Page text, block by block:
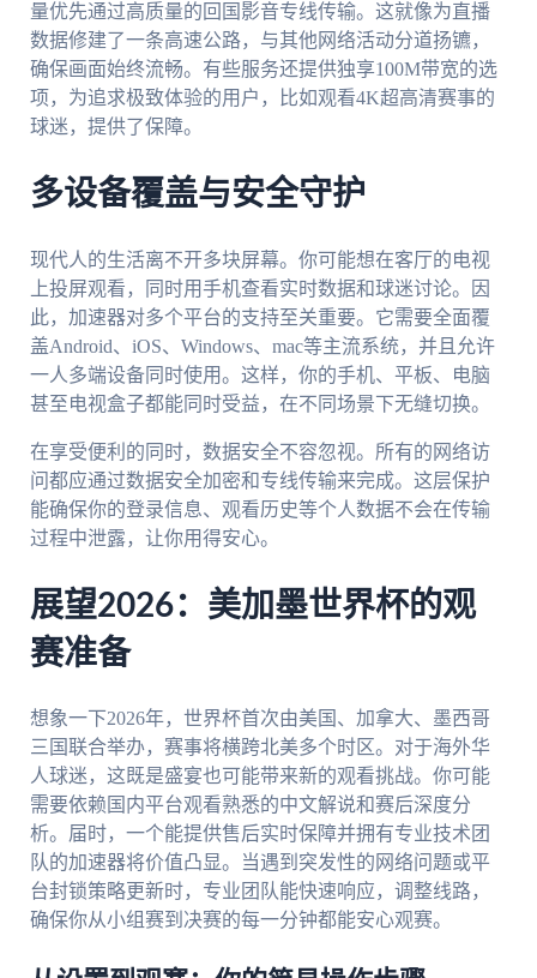
量优先通过高质量的回国影音专线传输。这就像为直播
数据修建了一条高速公路，与其他网络活动分道扬镳，
确保画面始终流畅。有些服务还提供独享100M带宽的选
项，为追求极致体验的用户，比如观看4K超高清赛事的
球迷，提供了保障。
多设备覆盖与安全守护
现代人的生活离不开多块屏幕。你可能想在客厅的电视
上投屏观看，同时用手机查看实时数据和球迷讨论。因
此，加速器对多个平台的支持至关重要。它需要全面覆
盖Android、iOS、Windows、mac等主流系统，并且允许
一人多端设备同时使用。这样，你的手机、平板、电脑
甚至电视盒子都能同时受益，在不同场景下无缝切换。
在享受便利的同时，数据安全不容忽视。所有的网络访
问都应通过数据安全加密和专线传输来完成。这层保护
能确保你的登录信息、观看历史等个人数据不会在传输
过程中泄露，让你用得安心。
展望2026：美加墨世界杯的观
赛准备
想象一下2026年，世界杯首次由美国、加拿大、墨西哥
三国联合举办，赛事将横跨北美多个时区。对于海外华
人球迷，这既是盛宴也可能带来新的观看挑战。你可能
需要依赖国内平台观看熟悉的中文解说和赛后深度分
析。届时，一个能提供售后实时保障并拥有专业技术团
队的加速器将价值凸显。当遇到突发性的网络问题或平
台封锁策略更新时，专业团队能快速响应，调整线路，
确保你从小组赛到决赛的每一分钟都能安心观赛。